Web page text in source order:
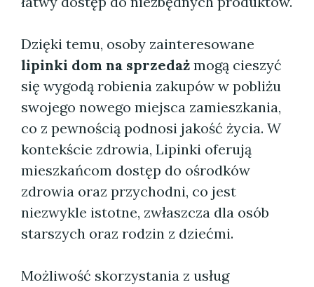
Dzięki temu, osoby zainteresowane
lipinki dom na sprzedaż mogą cieszyć
się wygodą robienia zakupów w pobliżu
swojego nowego miejsca zamieszkania,
co z pewnością podnosi jakość życia. W
kontekście zdrowia, Lipinki oferują
mieszkańcom dostęp do ośrodków
zdrowia oraz przychodni, co jest
niezwykle istotne, zwłaszcza dla osób
starszych oraz rodzin z dziećmi.
Możliwość skorzystania z usług